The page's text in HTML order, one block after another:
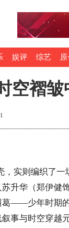
娱评 综艺
空褶
实则编织了一
升华（郑伊健
葛——少年时期
事与时空穿越